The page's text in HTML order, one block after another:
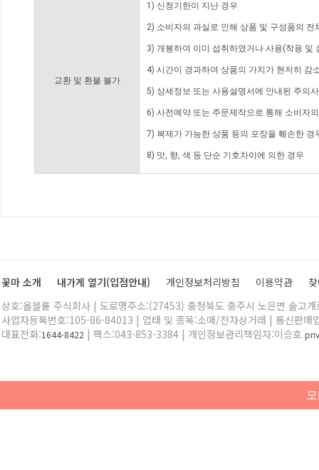
교환 및 환불 불가
1) 신청기한이 지난 경우
2) 소비자의 과실로 인해 상품 및 구성품의
3) 개봉하여 이미 섭취하였거나 사용(착용 및
4) 시간이 경과하여 상품의 가치가 현저히 감
5) 상세정보 또는 사용설명서에 안내된 주의
6) 사전예약 또는 주문제작으로 통해 소비자
7) 복제가 가능한 상품 등의 포장을 훼손한 경
8) 맛, 향, 색 등 단순 기호차이에 의한 경우
꽃마 소개 내가게 열기(입점안내) 개인정보처리방침 이용약관
상호:올블룸 주식회사 | 도로명주소:(27453) 충청북도 충주시 노은면 솔고
사업자등록번호:105-86-84013 | 업태 및 종목:소매/전자상거래 | 통신판매
대표전화:1644-8422 | 팩스:043-853-3384 | 개인정보관리책임자:이승호